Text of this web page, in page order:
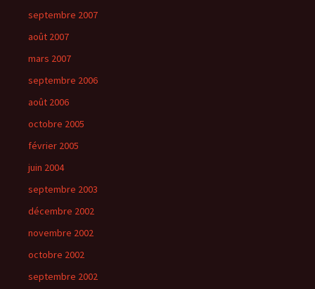
septembre 2007
août 2007
mars 2007
septembre 2006
août 2006
octobre 2005
février 2005
juin 2004
septembre 2003
décembre 2002
novembre 2002
octobre 2002
septembre 2002